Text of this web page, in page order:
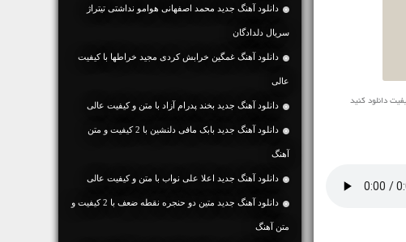
دانلود آهنگ جدید محمد اصفهانی هوامو نداشتی تیتراژ
سریال دلدادگان
دانلود آهنگ غمگین خرابش کردی مجید خراطها با کیفیت
عالی
دانلود آهنگ جديد بخند پدرام آزاد با متن و کیفیت عالی
دانلود آهنگ جديد بابک مافی دلنشین با 2 کیفیت و متن
آهنگ
دانلود آهنگ جديد اعلا علی نواب با متن و کیفیت عالی
دانلود آهنگ جديد متین دو حنجره نقطه ضعف با 2 کیفیت و
متن آهنگ